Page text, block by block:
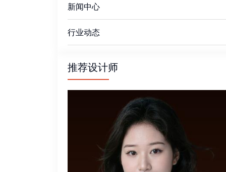
新闻中心
行业动态
推荐设计师